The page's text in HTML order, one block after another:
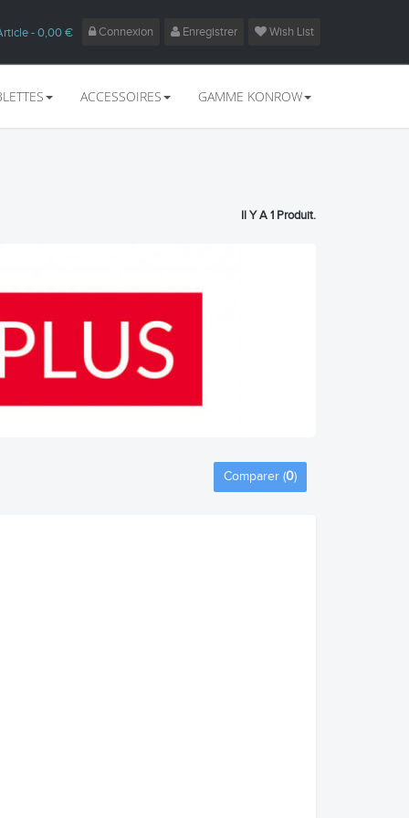
Connexion Enregistrer Wish List
- 0,00 €
ACCESSOIRES GAMME KONROW
Il Y A 1 Produit.
Comparer (0)